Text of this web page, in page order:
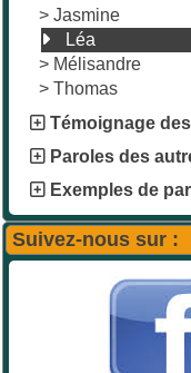
> Jasmine
Léa
> Mélisandre
> Thomas
Témoignage
Paroles des
Exemples de
Suivez-nous sur :